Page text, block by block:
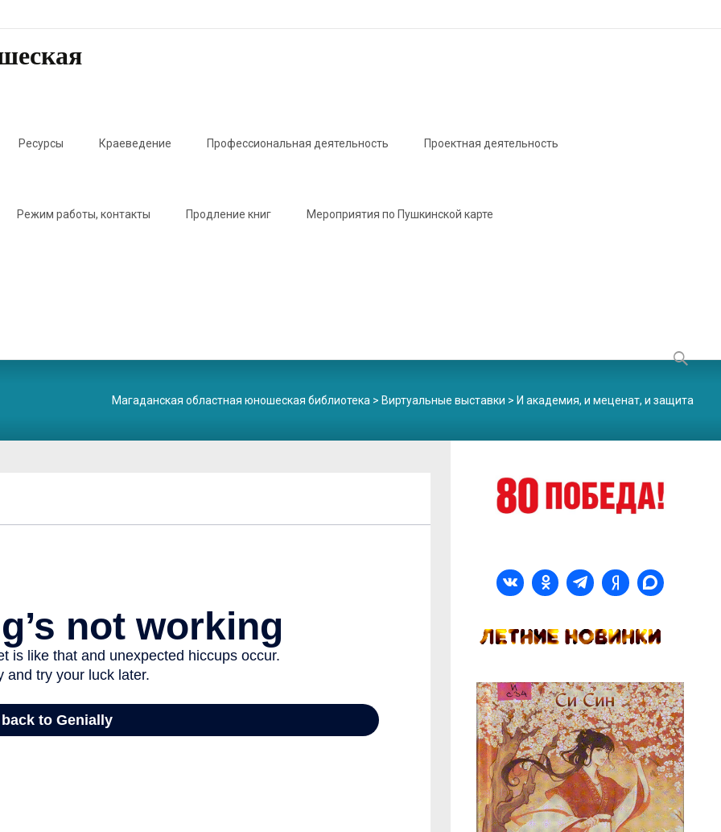
Ресурсы Краеведение Профессиональная деятельность Проектная деятельность
Режим работы, контакты Продление книг Мероприятия по Пушкинской карте
Найти:
Магаданская областная юношеская библиотека > Виртуальные выставки > И академия, и меценат, и защита